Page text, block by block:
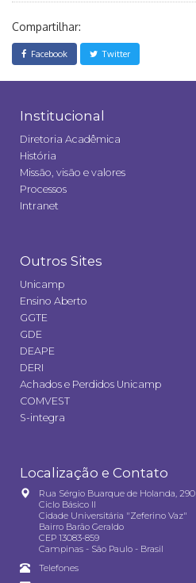
Compartilhar:
Facebook Twitter
Institucional
Diretoria Acadêmica
História
Missão, visão e valores
Processos
Intranet
Outros Sites
Unicamp
Ensino Aberto
GGTE
GDE
DEAPE
DERI
Achados e Perdidos Unicamp
COMVEST
S-integra
Localização e Contato
Rua Sérgio Buarque de Holanda, 290
Ciclo Básico II
Cidade Universitária "Zeferino Vaz"
Bairro Barão Geraldo
CEP 13083-859
Campinas - São Paulo - Brasil
Telefones